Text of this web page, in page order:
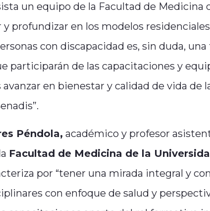
un equipo de la Facultad de Medicina
y profundizar en los modelos
con discapacidad es, sin duda,
participarán de las capacitaciones y
en bienestar y calidad de vida de
Péndola, académico y profesor
Facultad de Medicina de la
por “tener una mirada integral y
con enfoque de salud y